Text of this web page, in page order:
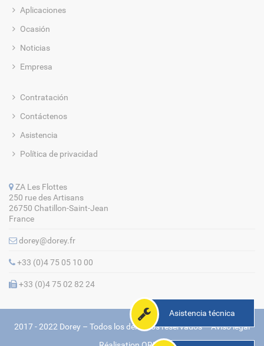
Aplicaciones
Ocasión
Noticias
Empresa
Contratación
Contáctenos
Asistencia
Política de privacidad
ZA Les Flottes
250 rue des Artisans
26750 Chatillon-Saint-Jean
France
dorey@dorey.fr
+33 (0)4 75 05 10 00
+33 (0)4 75 02 82 24
Asistencia técnica
2017 - 2022 Dorey – Todos los derechos reservados –Aviso legal